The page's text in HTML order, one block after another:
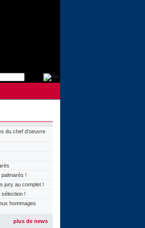
du chef d'oeuvre
palmarès !
jury au complet !
sélection !
hommages
plus de news